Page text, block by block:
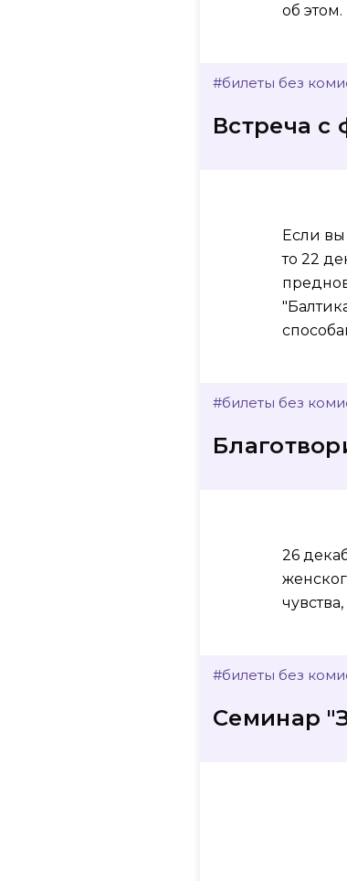
об этом.
#билеты без
Встреча
Если
то 22
#билеты без
26
#билеты без
Семинар